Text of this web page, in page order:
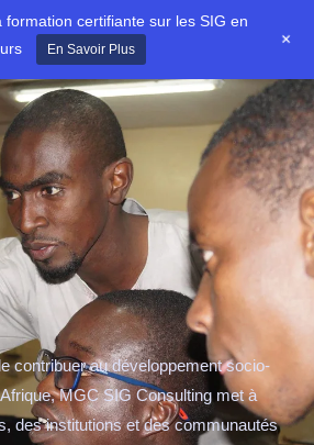
contribuer au développement socio-
MGC SIG Consulting met à
des institutions et des communautés
formation certifiante sur les SIG en
En Savoir Plus +